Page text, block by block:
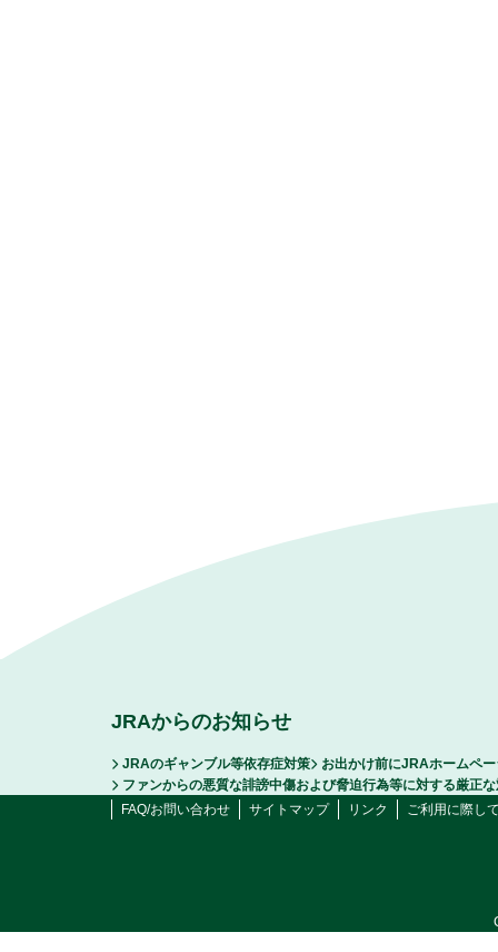
JRAからのお知らせ
JRAのギャンブル等依存症対策
お出かけ前にJRAホームペ
ファンからの悪質な誹謗中傷および脅迫行為等に対する厳正
FAQ/お問い合わせ
サイトマップ リンク ご利用に際し